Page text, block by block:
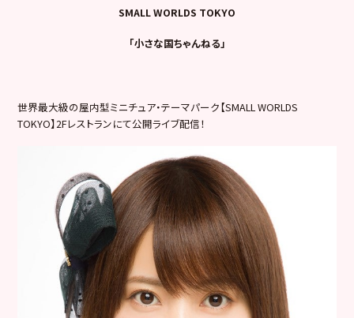
SMALL WORLDS TOKYO
「小さな国ちゃんねる」
世界最大級の屋内型ミニチュア・テーマパーク【SMALL WORLDS
TOKYO】2Fレストランにて公開ライブ配信！